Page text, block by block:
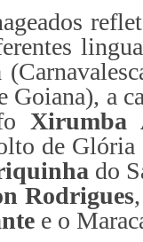
Goiana), a
Xirumba
de
do
Rodrigues
e o